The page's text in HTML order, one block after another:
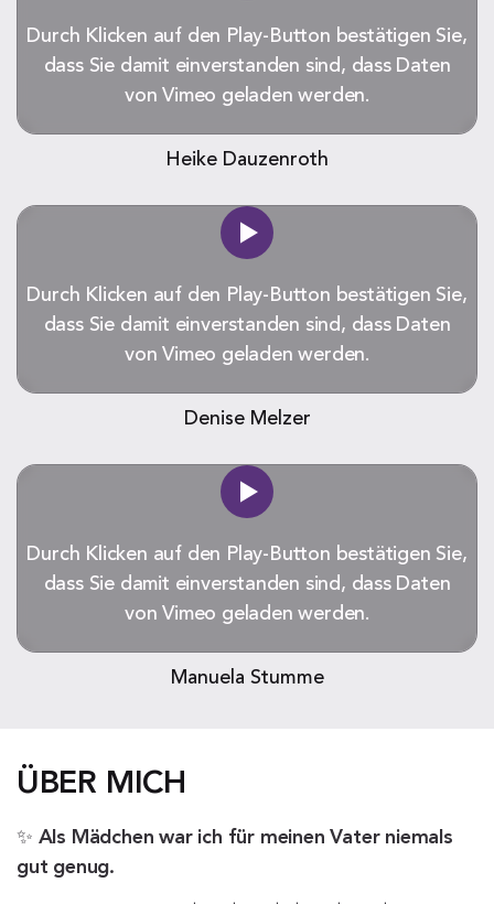
Durch Klicken auf den Play-Button bestätigen Sie,
dass Sie damit einverstanden sind, dass Daten
von Vimeo geladen werden.
Heike Dauzenroth
Durch Klicken auf den Play-Button bestätigen Sie,
dass Sie damit einverstanden sind, dass Daten
von Vimeo geladen werden.
Denise Melzer
Durch Klicken auf den Play-Button bestätigen Sie,
dass Sie damit einverstanden sind, dass Daten
von Vimeo geladen werden.
Manuela Stumme
ÜBER MICH
✨ Als Mädchen war ich für meinen Vater niemals
gut genug.